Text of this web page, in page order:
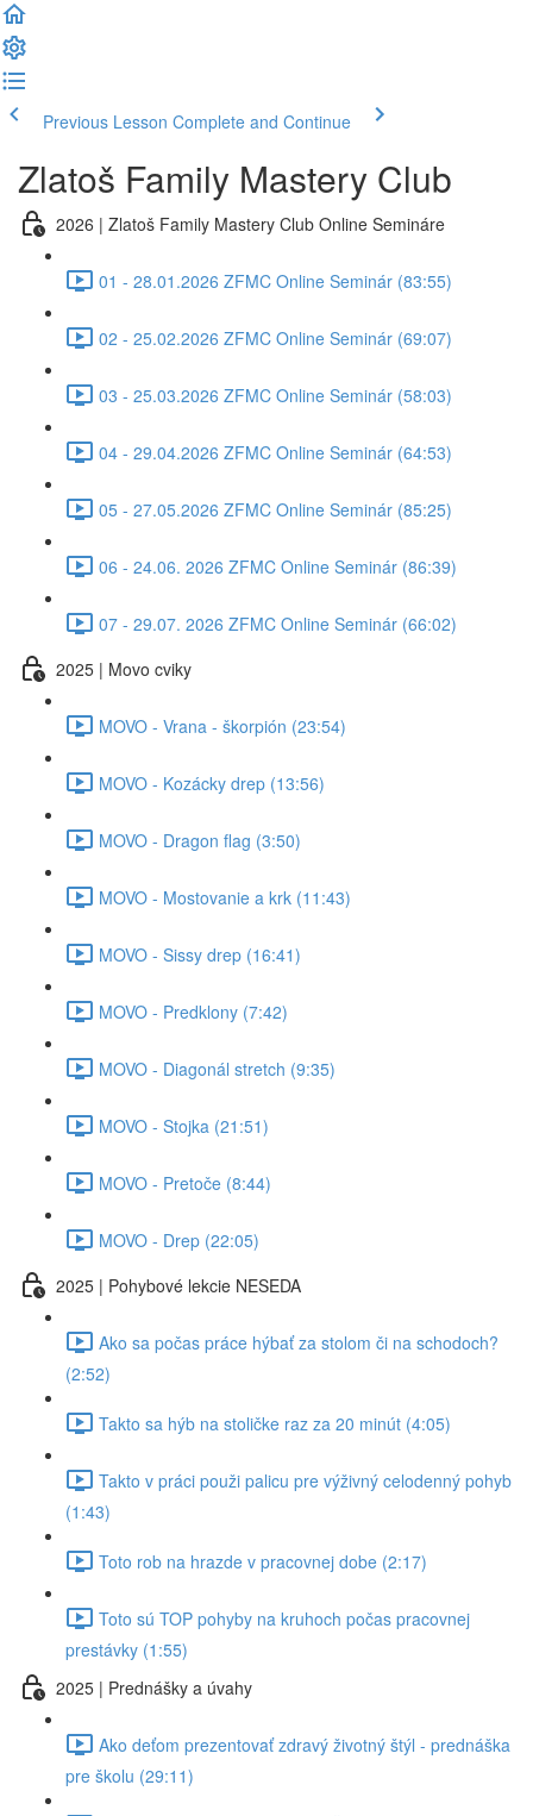
Previous Lesson Complete and Continue
Zlatoš Family Mastery Club
2026 | Zlatoš Family Mastery Club Online Semináre
01 - 28.01.2026 ZFMC Online Seminár (83:55)
02 - 25.02.2026 ZFMC Online Seminár (69:07)
03 - 25.03.2026 ZFMC Online Seminár (58:03)
04 - 29.04.2026 ZFMC Online Seminár (64:53)
05 - 27.05.2026 ZFMC Online Seminár (85:25)
06 - 24.06. 2026 ZFMC Online Seminár (86:39)
07 - 29.07. 2026 ZFMC Online Seminár (66:02)
2025 | Movo cviky
MOVO - Vrana - škorpión (23:54)
MOVO - Kozácky drep (13:56)
MOVO - Dragon flag (3:50)
MOVO - Mostovanie a krk (11:43)
MOVO - Sissy drep (16:41)
MOVO - Predklony (7:42)
MOVO - Diagonál stretch (9:35)
MOVO - Stojka (21:51)
MOVO - Pretoče (8:44)
MOVO - Drep (22:05)
2025 | Pohybové lekcie NESEDA
Ako sa počas práce hýbať za stolom či na schodoch?
(2:52)
Takto sa hýb na stoličke raz za 20 minút (4:05)
Takto v práci použi palicu pre výživný celodenný pohyb
(1:43)
Toto rob na hrazde v pracovnej dobe (2:17)
Toto sú TOP pohyby na kruhoch počas pracovnej
prestávky (1:55)
2025 | Prednášky a úvahy
Ako deťom prezentovať zdravý životný štýl - prednáška
pre školu (29:11)